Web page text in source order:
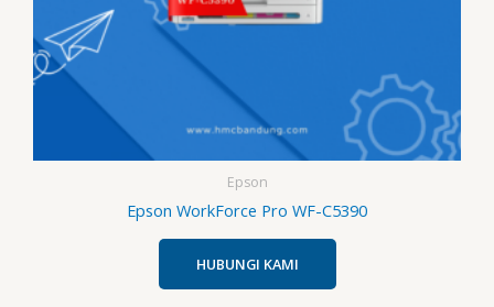
Epson
Epson WorkForce Pro WF-C5390
HUBUNGI KAMI